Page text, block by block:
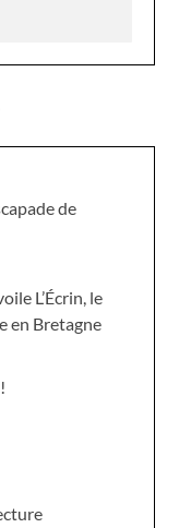
de
L’Écrin, le
en Bretagne